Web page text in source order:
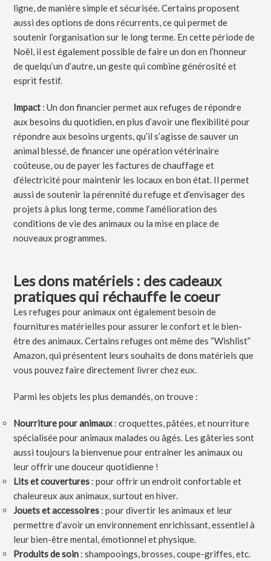
ligne, de manière simple et sécurisée. Certains proposent
aussi des options de dons récurrents, ce qui permet de
soutenir l’organisation sur le long terme. En cette période de
Noël, il est également possible de faire un don en l’honneur
de quelqu’un d’autre, un geste qui combine générosité et
esprit festif.
Impact : Un don financier permet aux refuges de répondre
aux besoins du quotidien, en plus d’avoir une flexibilité pour
répondre aux besoins urgents, qu’il s’agisse de sauver un
animal blessé, de financer une opération vétérinaire
coûteuse, ou de payer les factures de chauffage et
d’électricité pour maintenir les locaux en bon état. Il permet
aussi de soutenir la pérennité du refuge et d’envisager des
projets à plus long terme, comme l’amélioration des
conditions de vie des animaux ou la mise en place de
nouveaux programmes.
Les dons matériels : des cadeaux
pratiques qui réchauffe le coeur
Les refuges pour animaux ont également besoin de
fournitures matérielles pour assurer le confort et le bien-
être des animaux. Certains refuges ont même des “Wishlist”
Amazon, qui présentent leurs souhaits de dons matériels que
vous pouvez faire directement livrer chez eux.
Parmi les objets les plus demandés, on trouve :
Nourriture pour animaux : croquettes, pâtées, et nourriture
spécialisée pour animaux malades ou âgés. Les gâteries sont
aussi toujours la bienvenue pour entraîner les animaux ou
leur offrir une douceur quotidienne !
Lits et couvertures : pour offrir un endroit confortable et
chaleureux aux animaux, surtout en hiver.
Jouets et accessoires : pour divertir les animaux et leur
permettre d’avoir un environnement enrichissant, essentiel à
leur bien-être mental, émotionnel et physique.
Produits de soin : shampooings, brosses, coupe-griffes, etc.